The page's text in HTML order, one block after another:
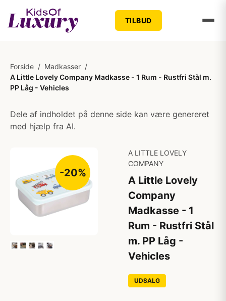
TILBUD
Forside / Madkasser /
A Little Lovely Company Madkasse - 1 Rum - Rustfri Stål m.
PP Låg - Vehicles
Dele af indholdet på denne side kan være genereret
med hjælp fra AI.
-20%
A LITTLE LOVELY
COMPANY
A Little Lovely
Company
Madkasse - 1
Rum - Rustfri Stål
m. PP Låg -
Vehicles
UDSALG